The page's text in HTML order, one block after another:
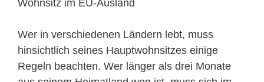
Wohnsitz im EU-Ausland
Wer in verschiedenen Ländern lebt, muss
hinsichtlich seines Hauptwohnsitzes einige
Regeln beachten. Wer länger als drei Monate